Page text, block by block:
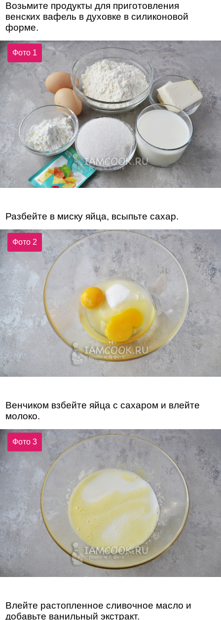
Возьмите продукты для приготовления
венских вафель в духовке в силиконовой
форме.
Фото 1
Разбейте в миску яйца, всыпьте сахар.
Фото 2
Венчиком взбейте яйца с сахаром и влейте
молоко.
Фото 3
Влейте растопленное сливочное масло и
добавьте ванильный экстракт.